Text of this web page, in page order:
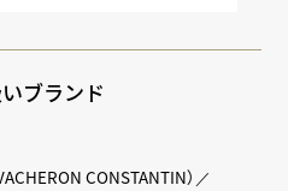
ブランド
CONSTANTIN）